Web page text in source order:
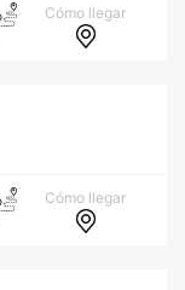
Cómo llegar
Cómo llegar